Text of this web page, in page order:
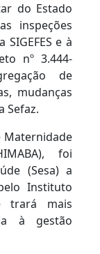
do Estado
inspeções
e à
nº 3.444-
de
mudanças
Sefaz.
Maternidade
foi
(Sesa) a
Instituto
trará mais
à gestão